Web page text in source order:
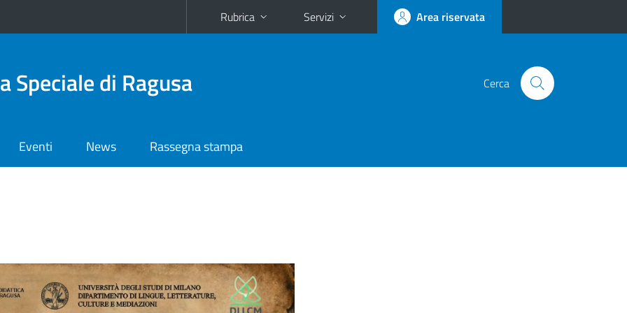
Rubrica Servizi Area riservata
di Ragusa Cerca
Eventi News Rassegna stampa